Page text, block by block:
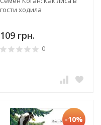
гости ходила
109 грн.
0
-10%